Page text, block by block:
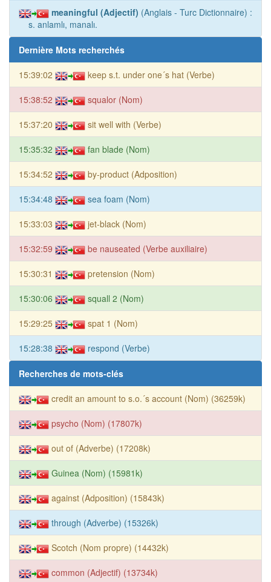
meaningful (Adjectif) (Anglais - Turc Dictionnaire) :
s. anlamlı, manalı.
Dernière Mots recherchés
15:39:02 keep s.t. under one´s hat (Verbe)
15:38:52 squalor (Nom)
15:37:20 sit well with (Verbe)
15:35:32 fan blade (Nom)
15:34:52 by-product (Adposition)
15:34:48 sea foam (Nom)
15:33:03 jet-black (Nom)
15:32:59 be nauseated (Verbe auxiliaire)
15:30:31 pretension (Nom)
15:30:06 squall 2 (Nom)
15:29:25 spat 1 (Nom)
15:28:38 respond (Verbe)
Recherches de mots-clés
credit an amount to s.o.´s account (Nom) (36259k)
psycho (Nom) (17807k)
out of (Adverbe) (17208k)
Guinea (Nom) (15981k)
against (Adposition) (15843k)
through (Adverbe) (15326k)
Scotch (Nom propre) (14432k)
common (Adjectif) (13734k)